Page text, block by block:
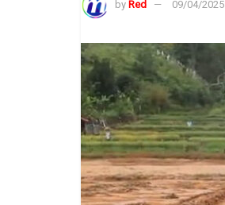
by Red 09/04/2025